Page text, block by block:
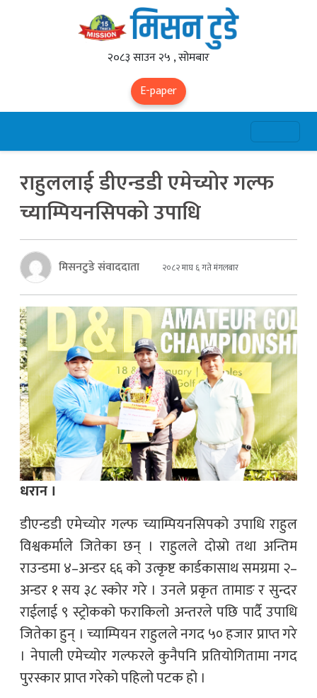
२०८३ साउन २५ , सोमबार
E-paper
राहुललाई डीएन्डडी एमेच्योर गल्फ
च्याम्पियनसिपको उपाधि
मिसनटुडे संवाददाता २०८२ माघ ६ गते मंगलबार
धरान ।
डीएन्डडी एमेच्योर गल्फ च्याम्पियनसिपको उपाधि राहुल
विश्वकर्माले जितेका छन् । राहुलले दोस्रो तथा अन्तिम
राउन्डमा ४–अन्डर ६६ को उत्कृष्ट कार्डकासाथ समग्रमा २–
अन्डर १ सय ३८ स्कोर गरे । उनले प्रकृत तामाङ र सुन्दर
राईलाई ९ स्ट्रोकको फराकिलो अन्तरले पछि पार्दै उपाधि
जितेका हुन् । च्याम्पियन राहुलले नगद ५० हजार प्राप्त गरे
। नेपाली एमेच्योर गल्फरले कुनैपनि प्रतियोगितामा नगद
पुरस्कार प्राप्त गरेको पहिलो पटक हो ।